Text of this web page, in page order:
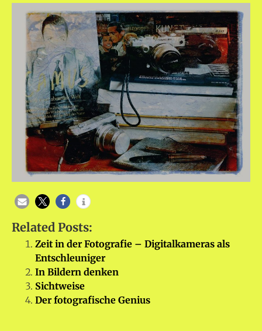
Related Posts:
Zeit in der Fotografie – Digitalkameras als
Entschleuniger
In Bildern denken
Sichtweise
Der fotografische Genius